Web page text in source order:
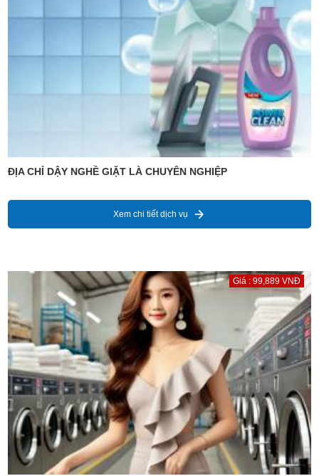
ĐỊA CHỈ DẬY NGHỀ GIẶT LÀ CHUYÊN NGHIỆP
Xem chi tiết dịch vụ
Giá : 99,889 VNĐ